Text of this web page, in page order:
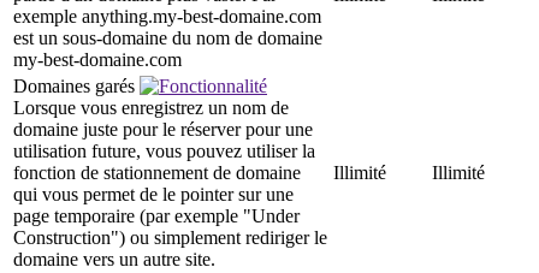
exemple anything.my-best-domaine.com
est un sous-domaine du nom de domaine
my-best-domaine.com
Domaines garés
Lorsque vous enregistrez un nom de
domaine juste pour le réserver pour une
utilisation future, vous pouvez utiliser la
fonction de stationnement de domaine
qui vous permet de le pointer sur une
page temporaire (par exemple "Under
Construction") ou simplement rediriger le
domaine vers un autre site.
Illimité Illimité